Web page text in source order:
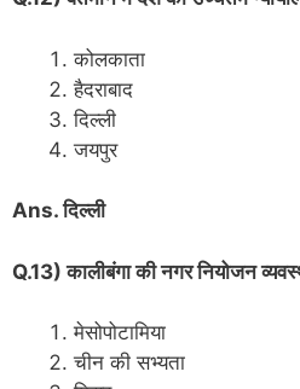
कोलकाता
हैदराबाद
दिल्ली
जयपुर
Ans. दिल्ली
Q.13) कालीबंगा की नगर नियोजन
मेसोपोटामिया
चीन की सभ्यता